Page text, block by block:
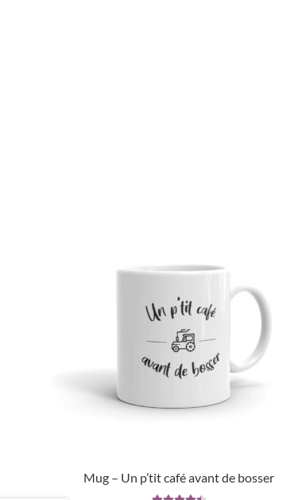
Mug – Un p’tit café avant de bosser